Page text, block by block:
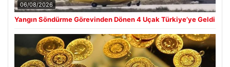
06/08/2026
Yangın Söndürme Görevinden Dönen 4 Uçak Türkiye’ye Geldi